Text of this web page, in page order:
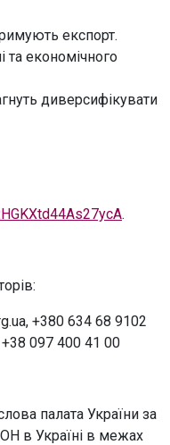
експорт.
та економічного
диверсифікувати
.
‪+380 634 68 9102
‪+38 097 400 41 00
палата України за
в Україні в межах